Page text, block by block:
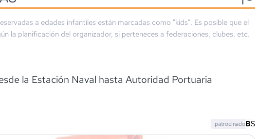
a edades infantiles están marcadas como "kids". Es posible que el
la planificación del organizador, si perteneces a federaciones, clubes, etc.
la Estación Naval hasta Autoridad Portuaria
patrocinado